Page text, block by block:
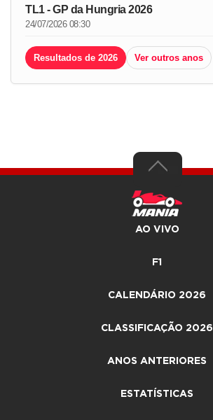
TL1 - GP da Hungria 2026
24/07/2026 08:30
Resultados de 2026 Ver outros anos
AO VIVO
F1
CALENDÁRIO 2026
CLASSIFICAÇÃO 2026
ANOS ANTERIORES
ESTATÍSTICAS